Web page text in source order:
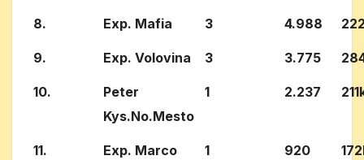
8. Exp. Mafia 3 4.988
9. Exp. Volovina 3 3.775
10.
Peter
Kys.No.Mesto
1 2.237
11.
Exp. Marco
1 920